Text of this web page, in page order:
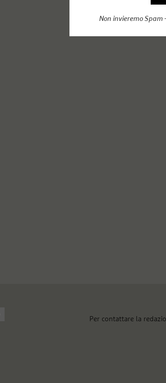
Per contattare la
Non invieremo Spam